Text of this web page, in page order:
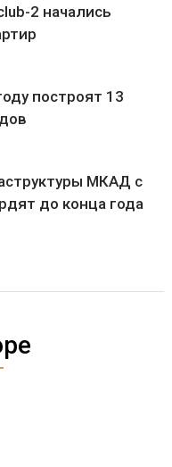
2 начались
построят 13
МКАД с
до конца года